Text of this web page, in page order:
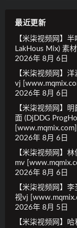
最近更新
【米柒视频网】
LakHous Mix) 素
2026年 8月 6日
【米柒视频网】
vj
2026年 8月 6日
【米柒视频网】
面 (DjDDG
2026年 8月 6日
【米柒视频网】
mv
2026年 8月 6日
【米柒视频网】
视vj
2026年 8月 5日
【米柒视频网】